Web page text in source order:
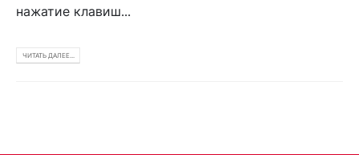
нажатие клавиш...
ЧИТАТЬ ДАЛЕЕ...